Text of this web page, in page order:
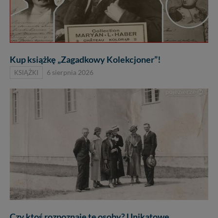
Kup książkę „Zagadkowy Kolekcjoner”!
KSIĄŻKI 6 sierpnia 2026
priorytetowe, bez poinformowania Ciebie nie będziemy
zmieniać zakresu naszych uprawnień. Twoje dane są u
nas bezpieczne, jeśli masz wątpliwości co do naszych
intencji, zawsze możesz wycofać swoją zgodę. Więcej
Klikając znak X lub przycisk PRZEJDŹ DO SERWISU
wyrażasz zgodę na przetwarzanie Twoich danych.
Twoich danych innym podmiotom oraz osobom
trzecim. Wyjątkiem jest sytuacja, gdy przekazanie
Twoich danych jest elementem usługi (przekazanie
danych z formularza kontaktowego, przekazanie danych
w przypadku rezerwacji usług typu: nocleg, czartery,
itp). Więcej informacji o zasadach i funkcjonalności
Regulaminie Serwisu .
Administratorem Twoich danych jest firma: Media
Lokalne Karol Soberski, z siedzibą w Gnieźnie, na os.
Piastowskim 10B/10. Możesz z nami skontaktować się
za pośrednictwem tejstrony.